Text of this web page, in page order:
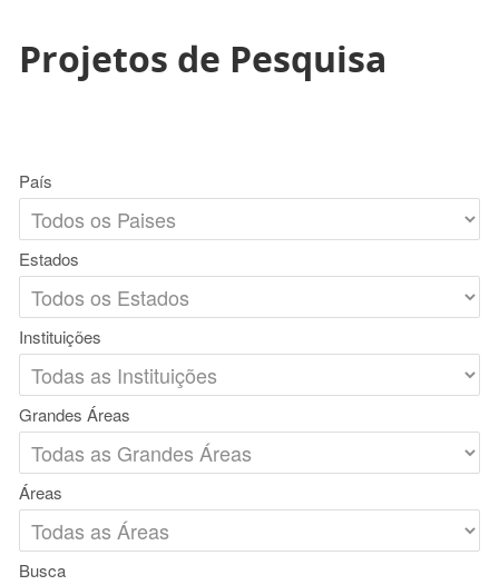
Projetos de Pesquisa
País
Estados
Instituições
Grandes Áreas
Áreas
Busca